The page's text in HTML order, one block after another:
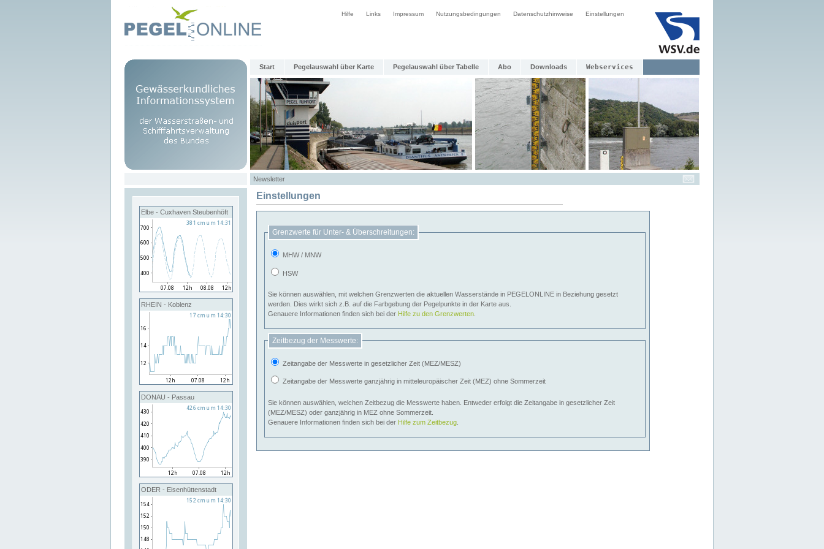
Hilfe Links Impressum Nutzungsbedingungen Datenschutzhinweise Einstellungen
Start Pegelauswahl über Karte Pegelauswahl über Tabelle Abo Downloads Webservices
Newsletter
Elbe - Cuxhaven Steubenhöft
RHEIN - Koblenz
DONAU - Passau
ODER - Eisenhüttenstadt
Einstellungen
Grenzwerte für Unter- & Überschreitungen:
MHW / MNW
HSW
Sie können auswählen, mit welchen Grenzwerten die aktuellen Wasserstände in PEGELONLINE in Beziehung gesetzt
werden. Dies wirkt sich z.B. auf die Farbgebung der Pegelpunkte in der Karte aus.
Genauere Informationen finden sich bei der Hilfe zu den Grenzwerten
Zeitbezug der Messwerte:
Zeitangabe der Messwerte in gesetzlicher Zeit (MEZ/MESZ)
Zeitangabe der Messwerte ganzjährig in mitteleuropäischer Zeit (MEZ) ohne Sommerzeit
Sie können auswählen, welchen Zeitbezug die Messwerte haben. Entweder erfolgt die Zeitangabe in gesetzlicher Zeit
(MEZ/MESZ) oder ganzjährig in MEZ ohne Sommerzeit.
Genauere Informationen finden sich bei der Hilfe zum Zeitbezug